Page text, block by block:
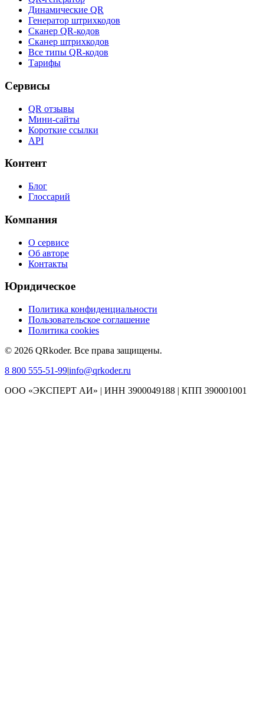
Динамические QR
Генератор штрихкодов
Сканер QR-кодов
Сканер штрихкодов
Все типы QR-кодов
Тарифы
Сервисы
QR отзывы
Мини-сайты
Короткие ссылки
API
Контент
Блог
Глоссарий
Компания
О сервисе
Об авторе
Контакты
Юридическое
Политика конфиденциальности
Пользовательское соглашение
Политика cookies
© 2026 QRkoder. Все права защищены.
8 800 555-51-99|info@qrkoder.ru
ООО «ЭКСПЕРТ АИ» | ИНН 3900049188 | КПП 390001001